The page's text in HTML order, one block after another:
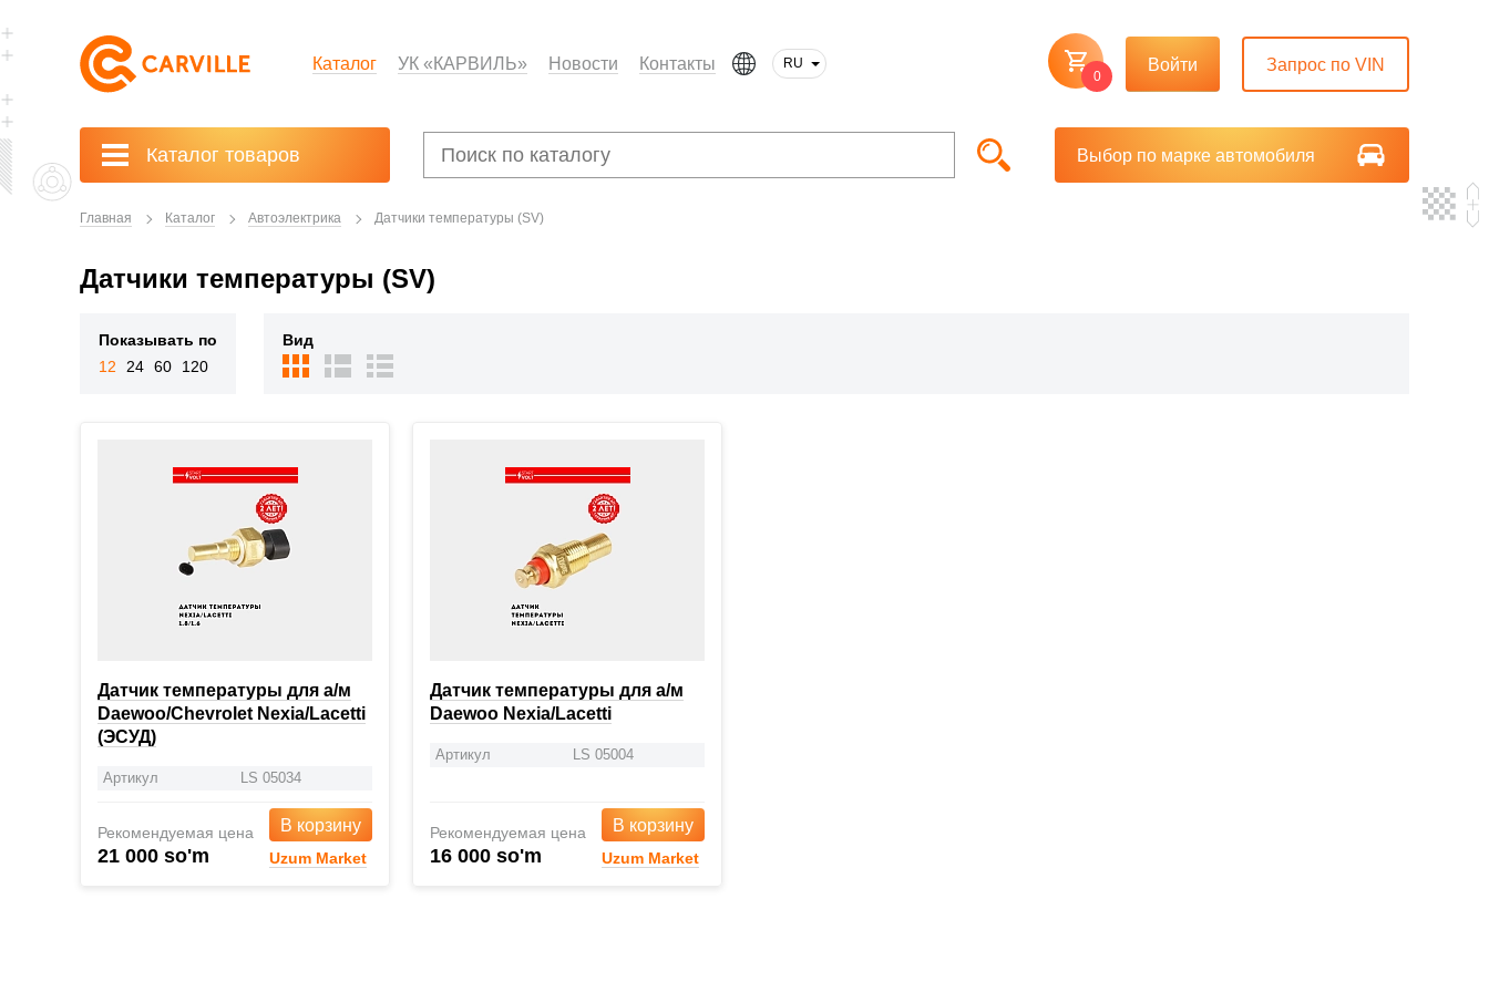
Каталог УК «КАРВИЛЬ» Новости Контакты
RU
0
Войти Запрос по VIN
Каталог товаров Выбор по марке автомобиля
Главная Каталог Автоэлектрика Датчики температуры (SV)
Датчики температуры (SV)
Показывать по
12
24 60 120
Вид
Датчик температуры для а/м
Daewoo/Chevrolet Nexia/Lacetti
(ЭСУД)
Артикул LS 05034
Рекомендуемая цена
21 000 so'm
В корзину
Uzum Market
Датчик температуры для а/м
Daewoo Nexia/Lacetti
Артикул LS 05004
Рекомендуемая цена
16 000 so'm
В корзину
Uzum Market